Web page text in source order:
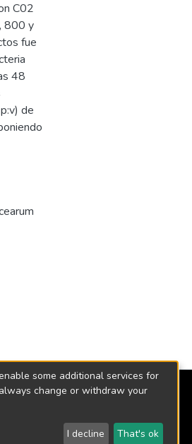
C02
800 y
fue
48
de
some additional services for
change or withdraw your
I decline That's ok